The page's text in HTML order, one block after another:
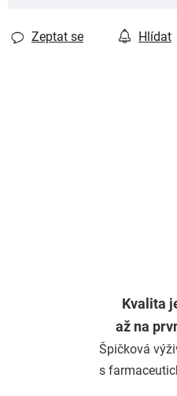
Zeptat se Hlídat
Kvalita
až na
Špičková
s